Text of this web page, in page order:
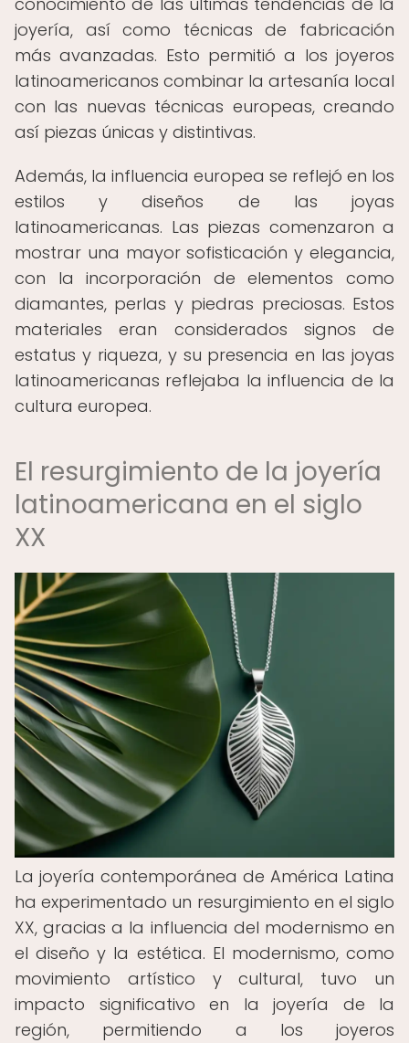
joyería, así como técnicas de fabricación
más avanzadas. Esto permitió a los joyeros
latinoamericanos combinar la artesanía local
con las nuevas técnicas europeas, creando
así piezas únicas y distintivas.
Además, la influencia europea se reflejó en los
estilos y diseños de las joyas
latinoamericanas. Las piezas comenzaron a
mostrar una mayor sofisticación y elegancia,
con la incorporación de elementos como
diamantes, perlas y piedras preciosas. Estos
materiales eran considerados signos de
estatus y riqueza, y su presencia en las joyas
latinoamericanas reflejaba la influencia de la
cultura europea.
El resurgimiento de la joyería
latinoamericana en el siglo
XX
La joyería contemporánea de América Latina
ha experimentado un resurgimiento en el siglo
XX, gracias a la influencia del modernismo en
el diseño y la estética. El modernismo, como
movimiento artístico y cultural, tuvo un
impacto significativo en la joyería de la
región, permitiendo a los joyeros